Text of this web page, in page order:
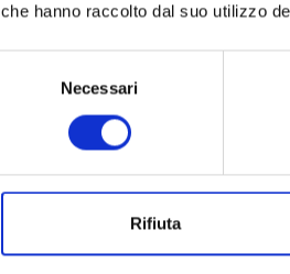
che hanno raccolto dal suo utilizzo
Necessari
Rifiuta